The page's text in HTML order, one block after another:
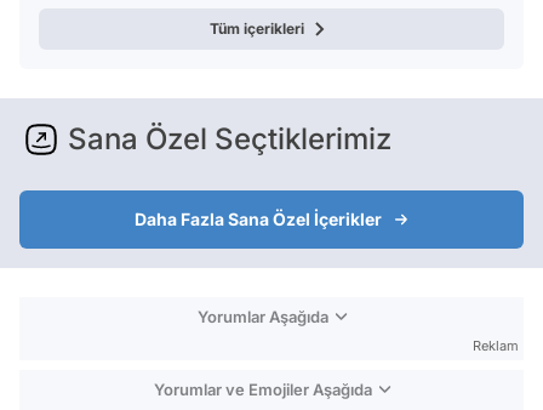
Tüm içerikleri
Sana Özel Seçtiklerimiz
Daha Fazla Sana Özel İçerikler
Yorumlar Aşağıda
Reklam
Yorumlar ve Emojiler Aşağıda